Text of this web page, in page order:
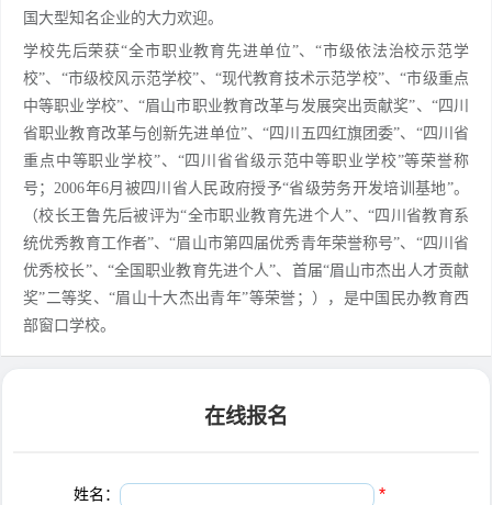
国大型知名企业的大力欢迎。
学校先后荣获“全市职业教育先进单位”、“市级依法治校示范学
校”、“市级校风示范学校”、“现代教育技术示范学校”、“市级重点
中等职业学校”、“眉山市职业教育改革与发展突出贡献奖”、“四川
省职业教育改革与创新先进单位”、“四川五四红旗团委”、“四川省
重点中等职业学校”、“四川省省级示范中等职业学校”等荣誉称
号；2006年6月被四川省人民政府授予“省级劳务开发培训基地”。
（校长王鲁先后被评为“全市职业教育先进个人”、“四川省教育系
统优秀教育工作者”、“眉山市第四届优秀青年荣誉称号”、“四川省
优秀校长”、“全国职业教育先进个人”、首届“眉山市杰出人才贡献
奖”二等奖、“眉山十大杰出青年”等荣誉；），是中国民办教育西
部窗口学校。
在线报名
姓名： *